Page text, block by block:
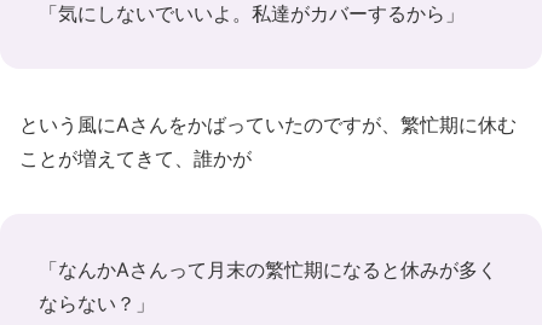
「気にしないでいいよ。私達がカバーするから」
という風にAさんをかばっていたのですが、繁忙期に休む
ことが増えてきて、誰かが
「なんかAさんって月末の繁忙期になると休みが多く
ならない？」